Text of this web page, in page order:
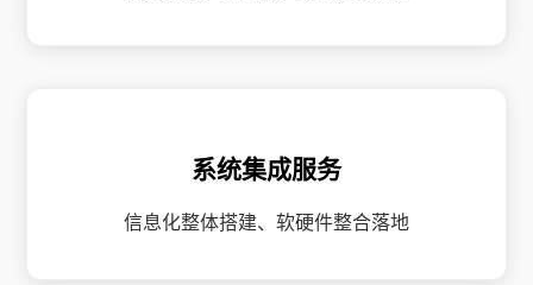
系统集成服务
信息化整体搭建、软硬件整合落地